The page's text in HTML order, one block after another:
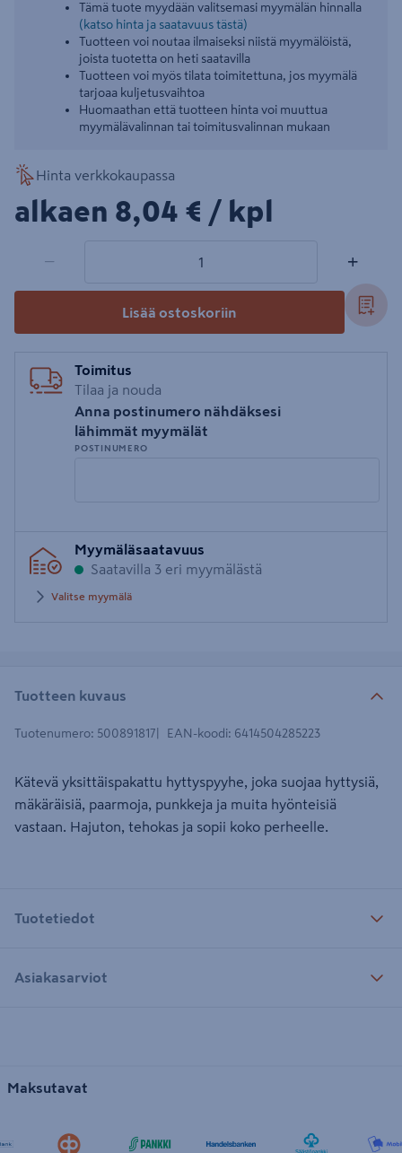
Tämä tuote myydään valitsemasi myymälän hinnalla
(katso hinta ja saatavuus tästä)
Tuotteen voi noutaa ilmaiseksi niistä myymälöistä,
joista tuotetta on heti saatavilla
Tuotteen voi myös tilata toimitettuna, jos myymälä
tarjoaa kuljetusvaihtoa
Huomaathan että tuotteen hinta voi muuttua
myymälävalinnan tai toimitusvalinnan mukaan
Hinta verkkokaupassa
alkaen 8,04€/kpl
8,04 € / kpl
− +
Lisää ostoskoriin
Toimitus
Tilaa ja nouda
Anna postinumero nähdäksesi
lähimmät myymälät
POSTINUMERO
postinumero
Myymäläsaatavuus
Saatavilla 3 eri myymälästä
Valitse myymälä
Tuotteen kuvaus
Tuotenumero: 500891817 EAN-koodi: 6414504285223
Kätevä yksittäispakattu hyttyspyyhe, joka suojaa hyttysiä,
mäkäräisiä, paarmoja, punkkeja ja muita hyönteisiä
vastaan. Hajuton, tehokas ja sopii koko perheelle.
Tuotetiedot
Asiakasarviot
Maksutavat